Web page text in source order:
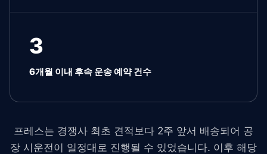
3
6개월 이내 후속 운송 예약 건수
프레스는 경쟁사 최초 견적보다 2주 앞서 배송되어 공
장 시운전이 일정대로 진행될 수 있었습니다. 이후 해당